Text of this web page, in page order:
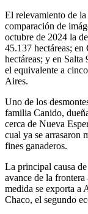
El relevamiento de
comparación de
octubre de 2024 la
45.137 hectáreas;
hectáreas; y en Salta
el equivalente a
Aires.
Uno de los
familia Canido,
cerca de Nueva
cual ya se arrasaron
fines ganaderos.
La principal causa
avance de la frontera
medida se exporta a
Chaco, el segundo